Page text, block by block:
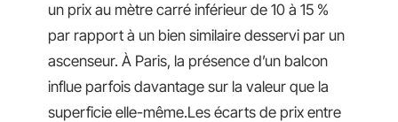
un prix au mètre carré inférieur de 10 à 15 %
par rapport à un bien similaire desservi par un
ascenseur. À Paris, la présence d’un balcon
influe parfois davantage sur la valeur que la
superficie elle-même.Les écarts de prix entre